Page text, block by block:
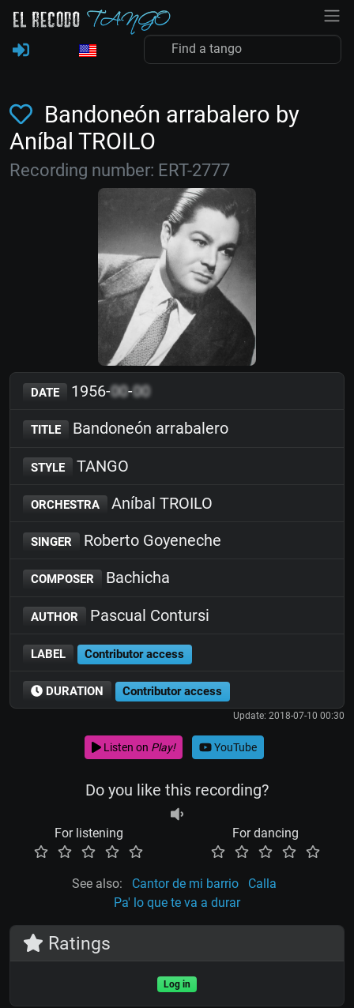
Bandoneón arrabalero by
Aníbal TROILO
Recording number: ERT-2777
DATE 1956-00-00
TITLE Bandoneón arrabalero
STYLE TANGO
ORCHESTRA Aníbal TROILO
SINGER Roberto Goyeneche
COMPOSER Bachicha
AUTHOR Pascual Contursi
LABEL Contributor access
DURATION Contributor access
Update: 2018-07-10 00:30
Listen on Play! YouTube
Do you like this recording?
For listening For dancing
See also: Cantor de mi barrio
Calla
Pa' lo que te va a durar
Ratings
Log in